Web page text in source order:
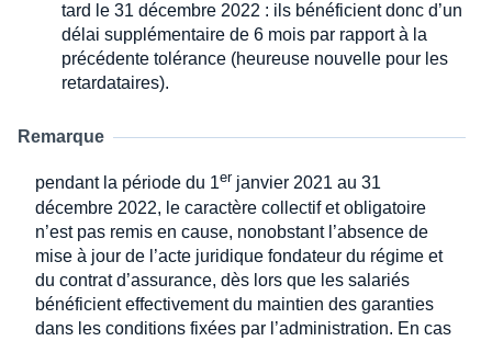
tard le 31 décembre 2022 : ils bénéficient donc d’un
délai supplémentaire de 6 mois par rapport à la
précédente tolérance (heureuse nouvelle pour les
retardataires).
Remarque
pendant la période du 1er janvier 2021 au 31
décembre 2022, le caractère collectif et obligatoire
n’est pas remis en cause, nonobstant l’absence de
mise à jour de l’acte juridique fondateur du régime et
du contrat d’assurance, dès lors que les salariés
bénéficient effectivement du maintien des garanties
dans les conditions fixées par l’administration. En cas